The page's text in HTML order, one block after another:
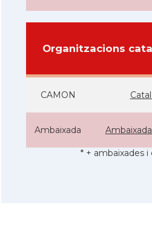
Organitzacions
CAMON
Ambaixada
* + ambaixades i